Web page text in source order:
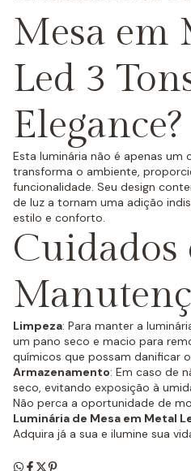
Mesa em
Led 3
Elegance?
Esta luminária não é apenas um
transforma o ambiente,
funcionalidade. Seu design
de luz a tornam uma adição
estilo e conforto.
Cuidados
Limpeza: Para manter a
um pano seco e macio para
químicos que possam danificar
Armazenamento: Em caso de
seco, evitando exposição à
Não perca a oportunidade de
Luminária de Mesa em Metal
Adquira já a sua e ilumine sua